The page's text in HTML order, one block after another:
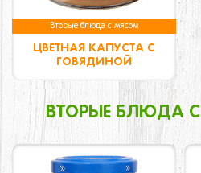
Вторые блюда с мясом
ЦВЕТНАЯ КАПУСТА С
ГОВЯДИНОЙ
ВТОРЫЕ БЛЮДА